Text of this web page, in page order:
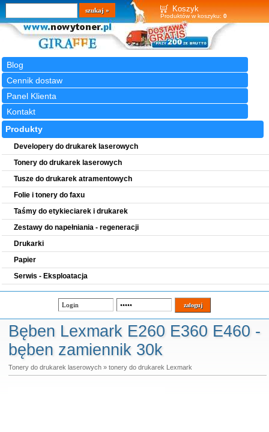
Koszyk
Produktów w koszyku: 0
Blog
Cennik dostaw
Panel Klienta
Kontakt
Wyszukiwarka
szukaj
Produkty
Developery do drukarek laserowych
Tonery do drukarek laserowych
Tusze do drukarek atramentowych
Folie i tonery do faxu
Taśmy do etykieciarek i drukarek
Zestawy do napełniania - regeneracji
Drukarki
Papier
Serwis - Eksploatacja
Bęben Lexmark E260 E360 E460 -
bęben zamiennik 30k
Tonery do drukarek laserowych» tonery do drukarek Lexmark